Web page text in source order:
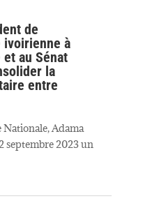
de
ivoirienne à
et au Sénat
la
entre
Nationale, Adama
septembre 2023 un